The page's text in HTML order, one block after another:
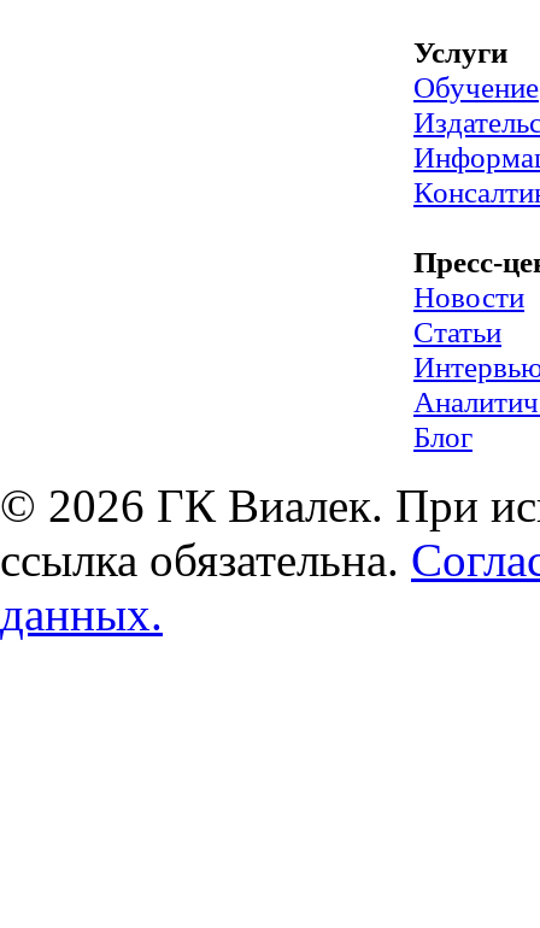
Услуги
Обучение
Пресс-
Новости
Статьи
Блог
© 2026 ГК Виалек. При
ссылка обязательна.
данных.